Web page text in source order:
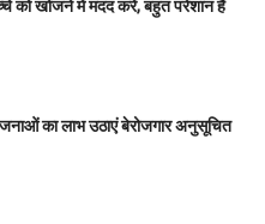
को खोजने में मदद करें, बहुत परेशान हैं
का लाभ उठाएं बेरोजगार अनुसूचित